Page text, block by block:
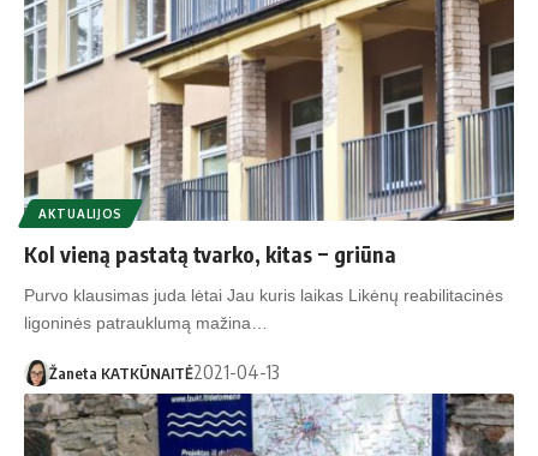
AKTUALIJOS
Kol vieną pastatą tvarko, kitas − griūna
Purvo klausimas juda lėtai Jau kuris laikas Likėnų reabilitacinės
ligoninės patrauklumą mažina…
Žaneta KATKŪNAITĖ2021-04-13